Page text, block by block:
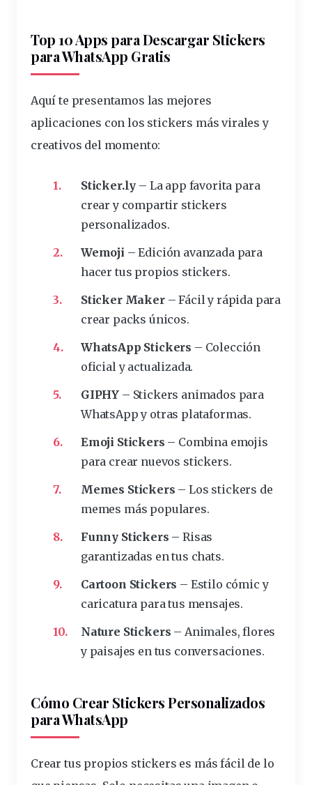
Top 10 Apps para Descargar Stickers
para WhatsApp Gratis
Aquí te presentamos las mejores
aplicaciones con los stickers másvirales y
creativos del momento:
Sticker.ly – La app favorita para
crear y compartir stickers
personalizados.
Wemoji – Edición avanzada para
hacer tus propios stickers.
Sticker Maker– Fácil y rápida para
crear packs únicos.
WhatsApp Stickers – Colección
oficial y actualizada.
GIPHY – Stickers animados para
WhatsApp y otras plataformas.
Emoji Stickers – Combina emojis
para crear nuevos stickers.
Memes Stickers – Los stickers de
memes más populares.
Funny Stickers – Risas
garantizadas en tus chats.
Cartoon Stickers – Estilo cómic y
caricatura para tus mensajes.
Nature Stickers – Animales, flores
y paisajes en tus conversaciones.
Cómo Crear Stickers Personalizados
para WhatsApp
Crear tus propios stickers es más fácil de lo